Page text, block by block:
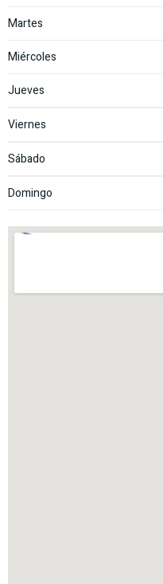
Martes
Miércoles
Jueves
Viernes
Sábado
Domingo